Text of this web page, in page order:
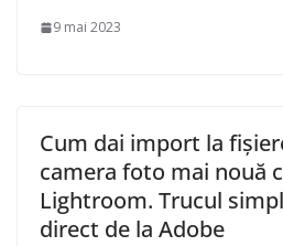
9 mai 2023
Cum dai import la
camera foto mai nouă
Lightroom. Trucul
direct de la Adobe